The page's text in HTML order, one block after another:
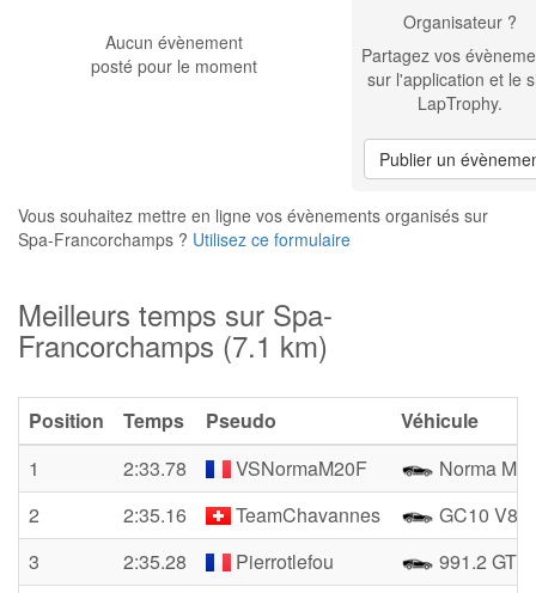
Aucun évènement
posté pour le moment
Organisateur ?
Partagez vos
sur l'application et le
LapTrophy.
Publier un
Vous souhaitez mettre en ligne vos évènements organisés sur
Spa-Francorchamps ? Utilisez ce formulaire
Meilleurs temps sur Spa-
Francorchamps (7.1 km)
Position Temps Pseudo
Véhicule
1
2:33.78 VSNormaM20F
Norma
2
2:35.16 TeamChavannes
GC10 V8
3
2:35.28 Pierrotlefou
991.2 GT3